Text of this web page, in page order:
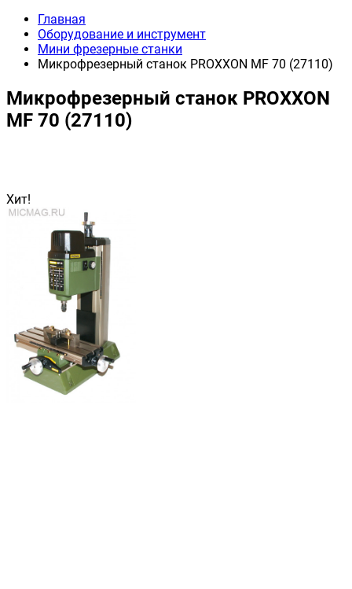
Главная
Оборудование и инструмент
Мини фрезерные станки
Микрофрезерный станок PROXXON MF 70 (27110)
Микрофрезерный станок PROXXON
MF 70 (27110)
Хит!